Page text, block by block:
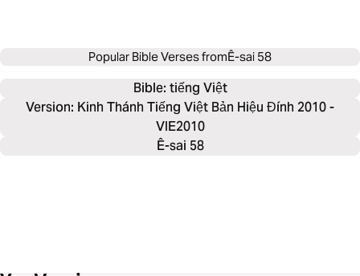
Popular Bible Verses fromÊ-sai 58
Bible: tiếng Việt
Version: Kinh Thánh Tiếng Việt Bản Hiệu Đính 2010 -
VIE2010
Ê-sai 58